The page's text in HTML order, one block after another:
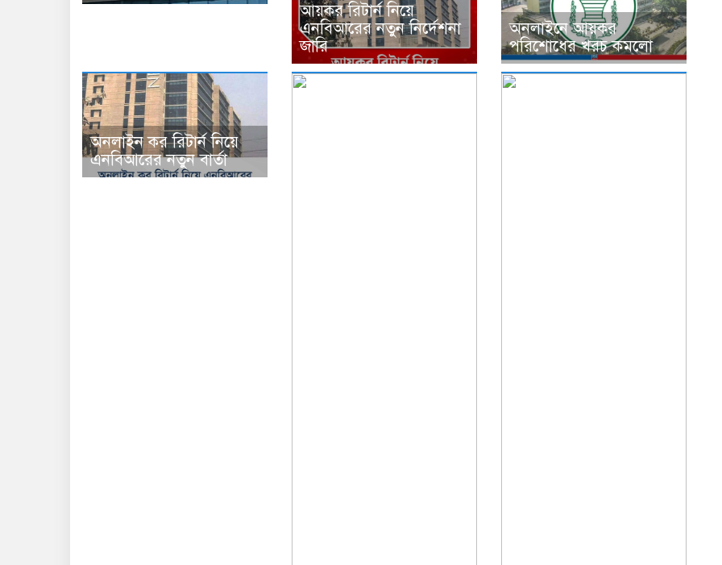
আয়কর রিটার্ন নিয়ে
এনবিআরের নতুন নির্দেশনা
জারি
অনলাইনে আয়কর
পরিশোধের খরচ কমলো
অনলাইন কর রিটার্ন নিয়ে
এনবিআরের নতুন বার্তা